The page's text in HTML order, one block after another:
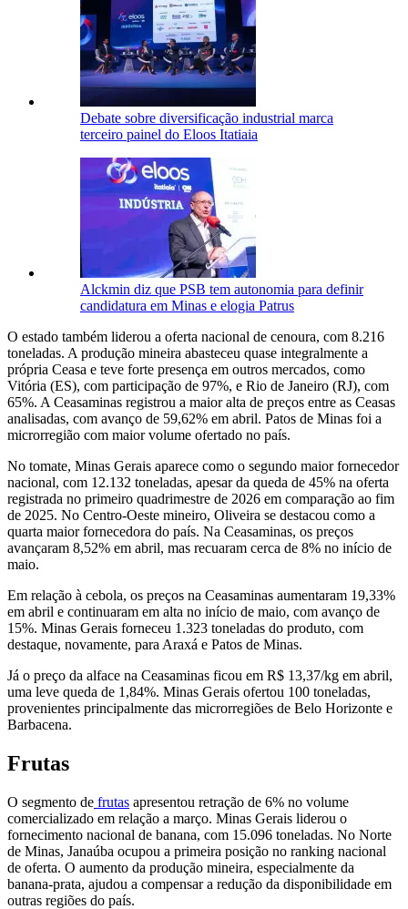
Debate sobre diversificação industrial marca
terceiro painel do Eloos Itatiaia
Alckmin diz que PSB tem autonomia para definir
candidatura em Minas e elogia Patrus
O estado também liderou a oferta nacional de cenoura, com 8.216
toneladas. A produção mineira abasteceu quase integralmente a
própria Ceasa e teve forte presença em outros mercados, como
Vitória (ES), com participação de 97%, e Rio de Janeiro (RJ), com
65%. A Ceasaminas registrou a maior alta de preços entre as Ceasas
analisadas, com avanço de 59,62% em abril. Patos de Minas foi a
microrregião com maior volume ofertado no país.
No tomate, Minas Gerais aparece como o segundo maior fornecedor
nacional, com 12.132 toneladas, apesar da queda de 45% na oferta
registrada no primeiro quadrimestre de 2026 em comparação ao fim
de 2025. No Centro-Oeste mineiro, Oliveira se destacou como a
quarta maior fornecedora do país. Na Ceasaminas, os preços
avançaram 8,52% em abril, mas recuaram cerca de 8% no início de
maio.
Em relação à cebola, os preços na Ceasaminas aumentaram 19,33%
em abril e continuaram em alta no início de maio, com avanço de
15%. Minas Gerais forneceu 1.323 toneladas do produto, com
destaque, novamente, para Araxá e Patos de Minas.
Já o preço da alface na Ceasaminas ficou em R$ 13,37/kg em abril,
uma leve queda de 1,84%. Minas Gerais ofertou 100 toneladas,
provenientes principalmente das microrregiões de Belo Horizonte e
Barbacena.
Frutas
O segmento de frutas apresentou retração de 6% no volume
comercializado em relação a março. Minas Gerais liderou o
fornecimento nacional de banana, com 15.096 toneladas. No Norte
de Minas, Janaúba ocupou a primeira posição no ranking nacional
de oferta. O aumento da produção mineira, especialmente da
banana-prata, ajudou a compensar a redução da disponibilidade em
outras regiões do país.